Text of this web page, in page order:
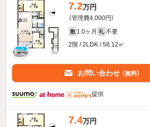
7.2万円
（管理費4,000円）
敷 1.0ヶ月 礼 不要
2階 / 2LDK / 58.12㎡
お問い合わせ （無料）
提供
7.4万円